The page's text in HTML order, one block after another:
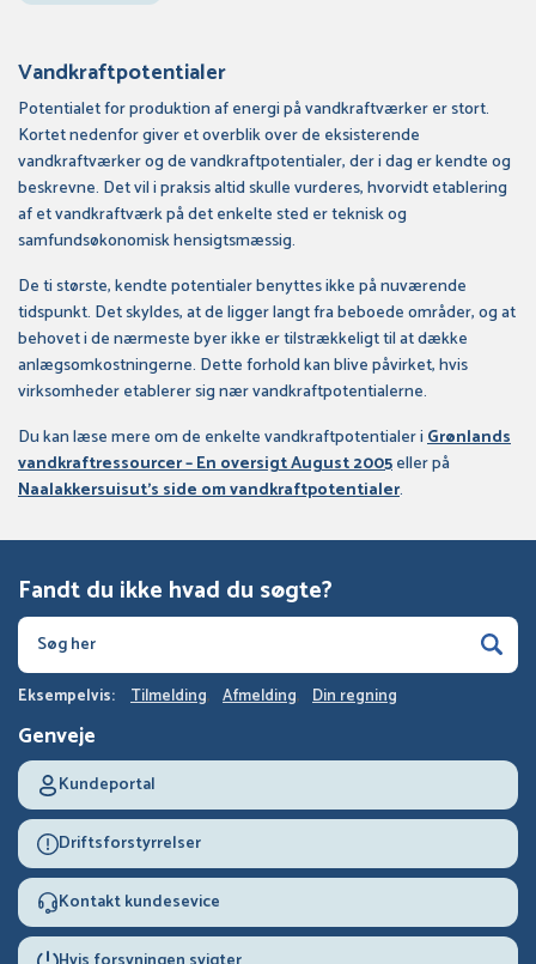
Vandkraftpotentialer
Potentialet for produktion af energi på vandkraftværker er stort.
Kortet nedenfor giver et overblik over de eksisterende
vandkraftværker og de vandkraftpotentialer, der i dag er kendte og
beskrevne. Det vil i praksis altid skulle vurderes, hvorvidt etablering
af et vandkraftværk på det enkelte sted er teknisk og
samfundsøkonomisk hensigtsmæssig.
De ti største, kendte potentialer benyttes ikke på nuværende
tidspunkt. Det skyldes, at de ligger langt fra beboede områder, og at
behovet i de nærmeste byer ikke er tilstrækkeligt til at dække
anlægsomkostningerne. Dette forhold kan blive påvirket, hvis
virksomheder etablerer sig nær vandkraftpotentialerne.
Du kan læse mere om de enkelte vandkraftpotentialer iGrønlands
vandkraftressourcer – En oversigt August 2005eller på
Naalakkersuisut's side om vandkraftpotentialer.
Fandt du ikke hvad du søgte?
Eksempelvis: Tilmelding Afmelding Din regning
Genveje
Kundeportal
Driftsforstyrrelser
Kontakt kundesevice